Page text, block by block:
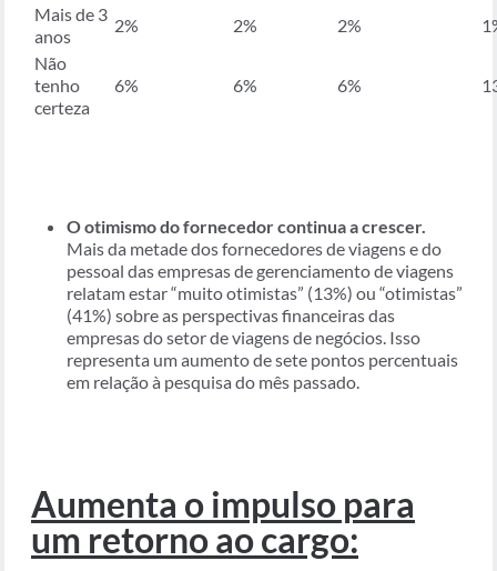
Mais de 3
anos
2% 2% 2%
Não
tenho
certeza
6% 6% 6%
O otimismo do fornecedor continua a crescer.
Mais da metade dos fornecedores de viagens e do
pessoal das empresas de gerenciamento de viagens
relatam estar “muito otimistas” (13%) ou “otimistas”
(41%) sobre as perspectivas financeiras das
empresas do setor de viagens de negócios. Isso
representa um aumento de sete pontos percentuais
em relação à pesquisa do mês passado.
Aumenta o impulso para
um retorno ao cargo: